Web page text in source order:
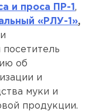
и проса ПР-1,
«РЛУ-1»,
и
об
и
муки и
продукции.